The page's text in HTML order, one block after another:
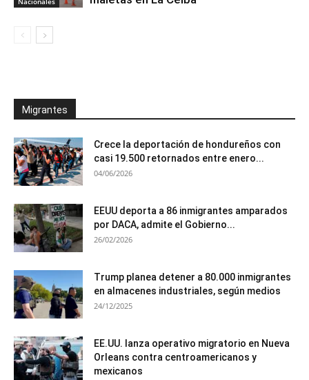
Migrantes
Crece la deportación de hondureños con
casi 19.500 retornados entre enero...
04/06/2026
EEUU deporta a 86 inmigrantes amparados
por DACA, admite el Gobierno...
26/02/2026
Trump planea detener a 80.000 inmigrantes
en almacenes industriales, según medios
24/12/2025
EE.UU. lanza operativo migratorio en Nueva
Orleans contra centroamericanos y
mexicanos